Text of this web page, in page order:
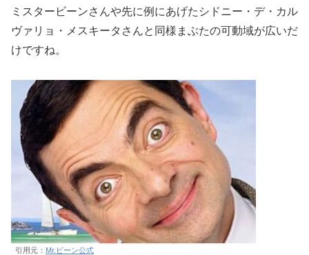
ミスタービーンさんや先に例にあげたシドニー・デ・カル
ヴァリョ・メスキータさんと同様まぶたの可動域が広いだ
けですね。
引用元： Mr.ビーン公式